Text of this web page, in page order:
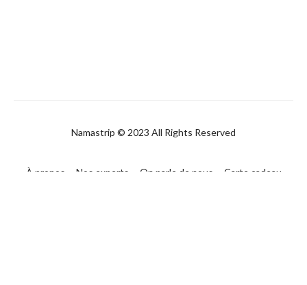
Namastrip © 2023 All Rights Reserved
À propos Nos experts On parle de nous
Carte cadeau